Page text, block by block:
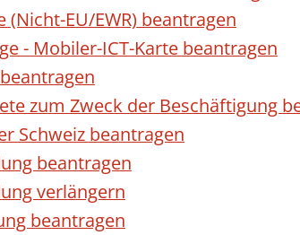
EU/EWR) beantragen
- Mobiler-ICT-Karte beantragen
zum Zweck der Beschäftigung
Schweiz beantragen
beantragen
verlängern
beantragen